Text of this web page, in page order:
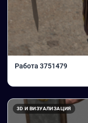
Работа 3751479
3D И ВИЗУАЛИЗАЦИЯ